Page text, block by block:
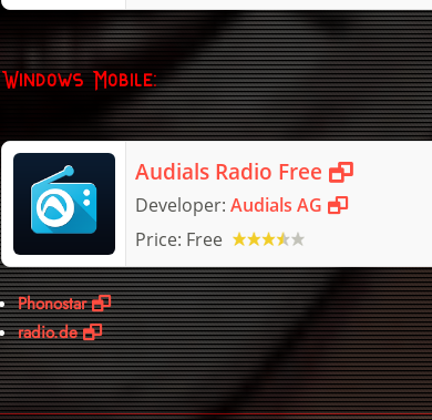
Windows Mobile:
Audials Radio Free
Developer:Audials AG
Price: Free
Phonostar
radio.de